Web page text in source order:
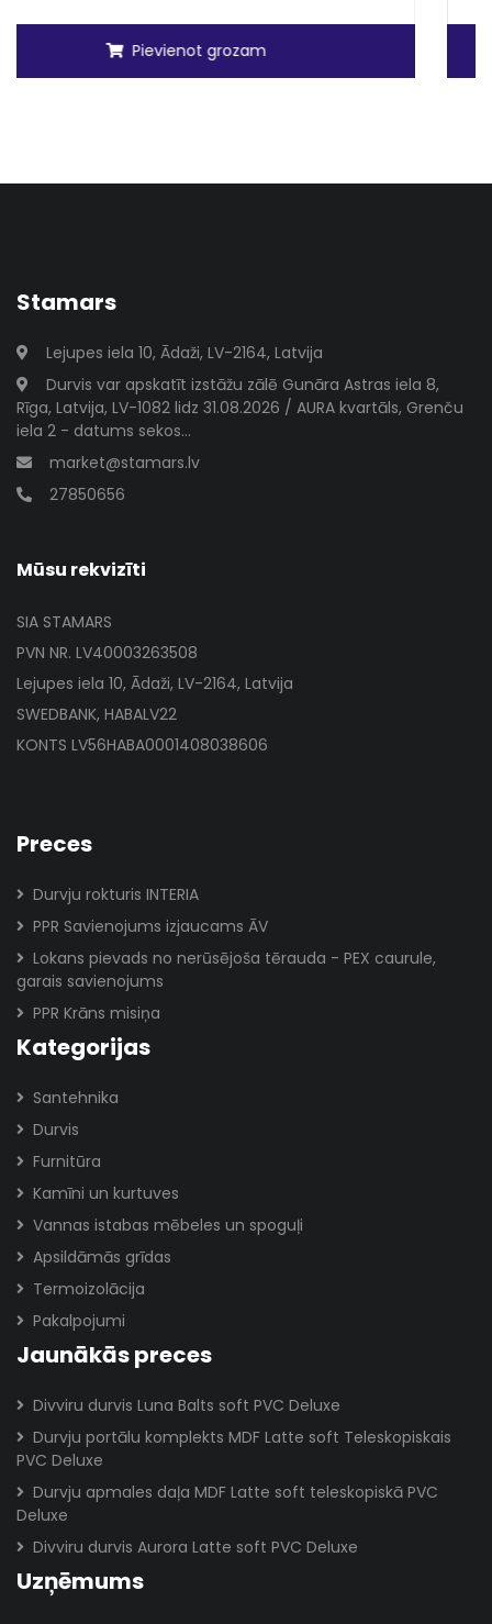
Stamars
Lejupes iela 10, Ādaži, LV-2164, Latvija
Durvis var apskatīt izstāžu zālē Gunāra Astras iela 8,
Rīga, Latvija, LV-1082 lidz 31.08.2026 / AURA kvartāls, Grenču
iela 2 - datums sekos...
market@stamars.lv
27850656
Mūsu rekvizīti
SIA STAMARS
PVN NR. LV40003263508
Lejupes iela 10, Ādaži, LV-2164, Latvija
SWEDBANK, HABALV22
KONTS LV56HABA0001408038606
Preces
Durvju rokturis INTERIA
PPR Savienojums izjaucams ĀV
Lokans pievads no nerūsējoša tērauda - PEX caurule,
garais savienojums
PPR Krāns misiņa
Kategorijas
Santehnika
Durvis
Furnitūra
Kamīni un kurtuves
Vannas istabas mēbeles un spoguļi
Apsildāmās grīdas
Termoizolācija
Pakalpojumi
Jaunākās preces
Divviru durvis Luna Balts soft PVC Deluxe
Durvju portālu komplekts MDF Latte soft Teleskopiskais
PVC Deluxe
Durvju apmales daļa MDF Latte soft teleskopiskā PVC
Deluxe
Divviru durvis Aurora Latte soft PVC Deluxe
Uzņēmums